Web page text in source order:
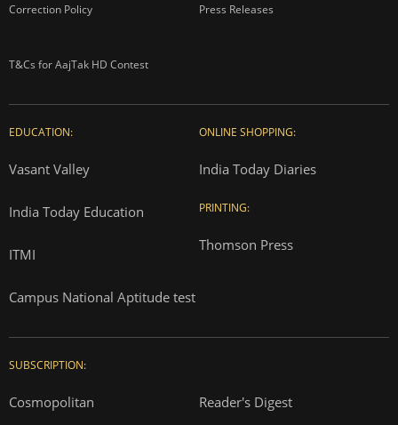
Correction Policy Press Releases
T&Cs for AajTak HD Contest
EDUCATION:
Vasant Valley
India Today Education
ITMI
Campus National Aptitude test
ONLINE SHOPPING:
India Today Diaries
PRINTING:
Thomson Press
SUBSCRIPTION:
Cosmopolitan Reader's Digest